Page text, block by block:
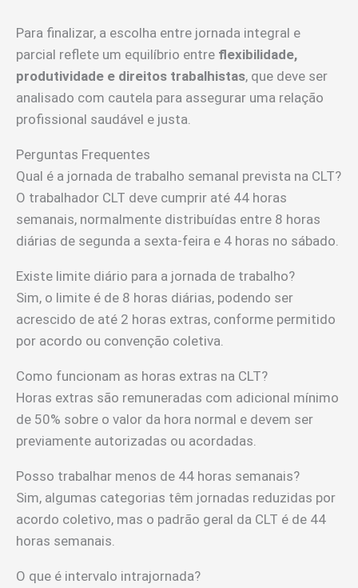
Para finalizar, a escolha entre jornada integral e
parcial reflete um equilíbrio entre flexibilidade,
produtividade e direitos trabalhistas, que deve ser
analisado com cautela para assegurar uma relação
profissional saudável e justa.
Perguntas Frequentes
Qual é a jornada de trabalho semanal prevista na CLT?
O trabalhador CLT deve cumprir até 44 horas
semanais, normalmente distribuídas entre 8 horas
diárias de segunda a sexta-feira e 4 horas no sábado.
Existe limite diário para a jornada de trabalho?
Sim, o limite é de 8 horas diárias, podendo ser
acrescido de até 2 horas extras, conforme permitido
por acordo ou convenção coletiva.
Como funcionam as horas extras na CLT?
Horas extras são remuneradas com adicional mínimo
de 50% sobre o valor da hora normal e devem ser
previamente autorizadas ou acordadas.
Posso trabalhar menos de 44 horas semanais?
Sim, algumas categorias têm jornadas reduzidas por
acordo coletivo, mas o padrão geral da CLT é de 44
horas semanais.
O que é intervalo intrajornada?